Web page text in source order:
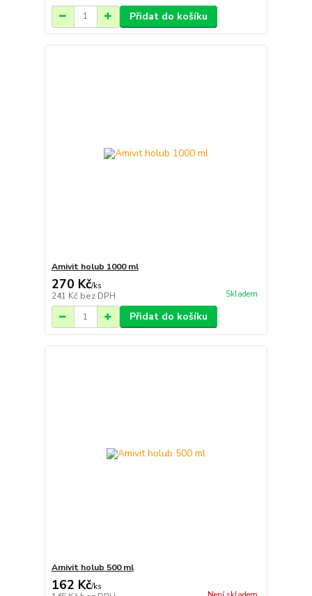
Přidat do košíku
Amivit holub 1000 ml
270 Kč/ks
241 Kč bez DPH Skladem
Přidat do košíku
Amivit holub 500 ml
162 Kč/ks